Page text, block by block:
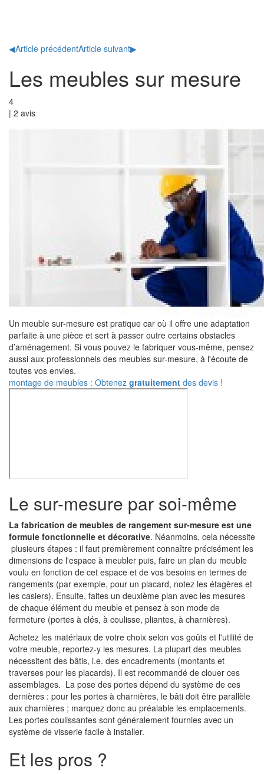
◀Article précédentArticle suivant▶
Les meubles sur mesure
4
| 2 avis
Un meuble sur-mesure est pratique car où il offre une adaptation
parfaite à une pièce et sert à passer outre certains obstacles
d’aménagement. Si vous pouvez le fabriquer vous-même, pensez
aussi aux professionnels des meubles sur-mesure, à l'écoute de
toutes vos envies.
montage de meubles : Obtenez gratuitement des devis !
Le sur-mesure par soi-même
La fabrication de meubles de rangement sur-mesure est une
formule fonctionnelle et décorative. Néanmoins, cela nécessite
plusieurs étapes : il faut premièrement connaître précisément les
dimensions de l'espace à meubler puis, faire un plan du meuble
voulu en fonction de cet espace et de vos besoins en termes de
rangements (par exemple, pour un placard, notez les étagères et
les casiers). Ensuite, faites un deuxième plan avec les mesures
de chaque élément du meuble et pensez à son mode de
fermeture (portes à clés, à coulisse, pliantes, à charnières).
Achetez les matériaux de votre choix selon vos goûts et l'utilité de
votre meuble, reportez-y les mesures. La plupart des meubles
nécessitent des bâtis, i.e. des encadrements (montants et
traverses pour les placards). Il est recommandé de clouer ces
assemblages. La pose des portes dépend du système de ces
dernières : pour les portes à charnières, le bâti doit être parallèle
aux charnières ; marquez donc au préalable les emplacements.
Les portes coulissantes sont généralement fournies avec un
système de visserie facile à installer.
Et les pros ?